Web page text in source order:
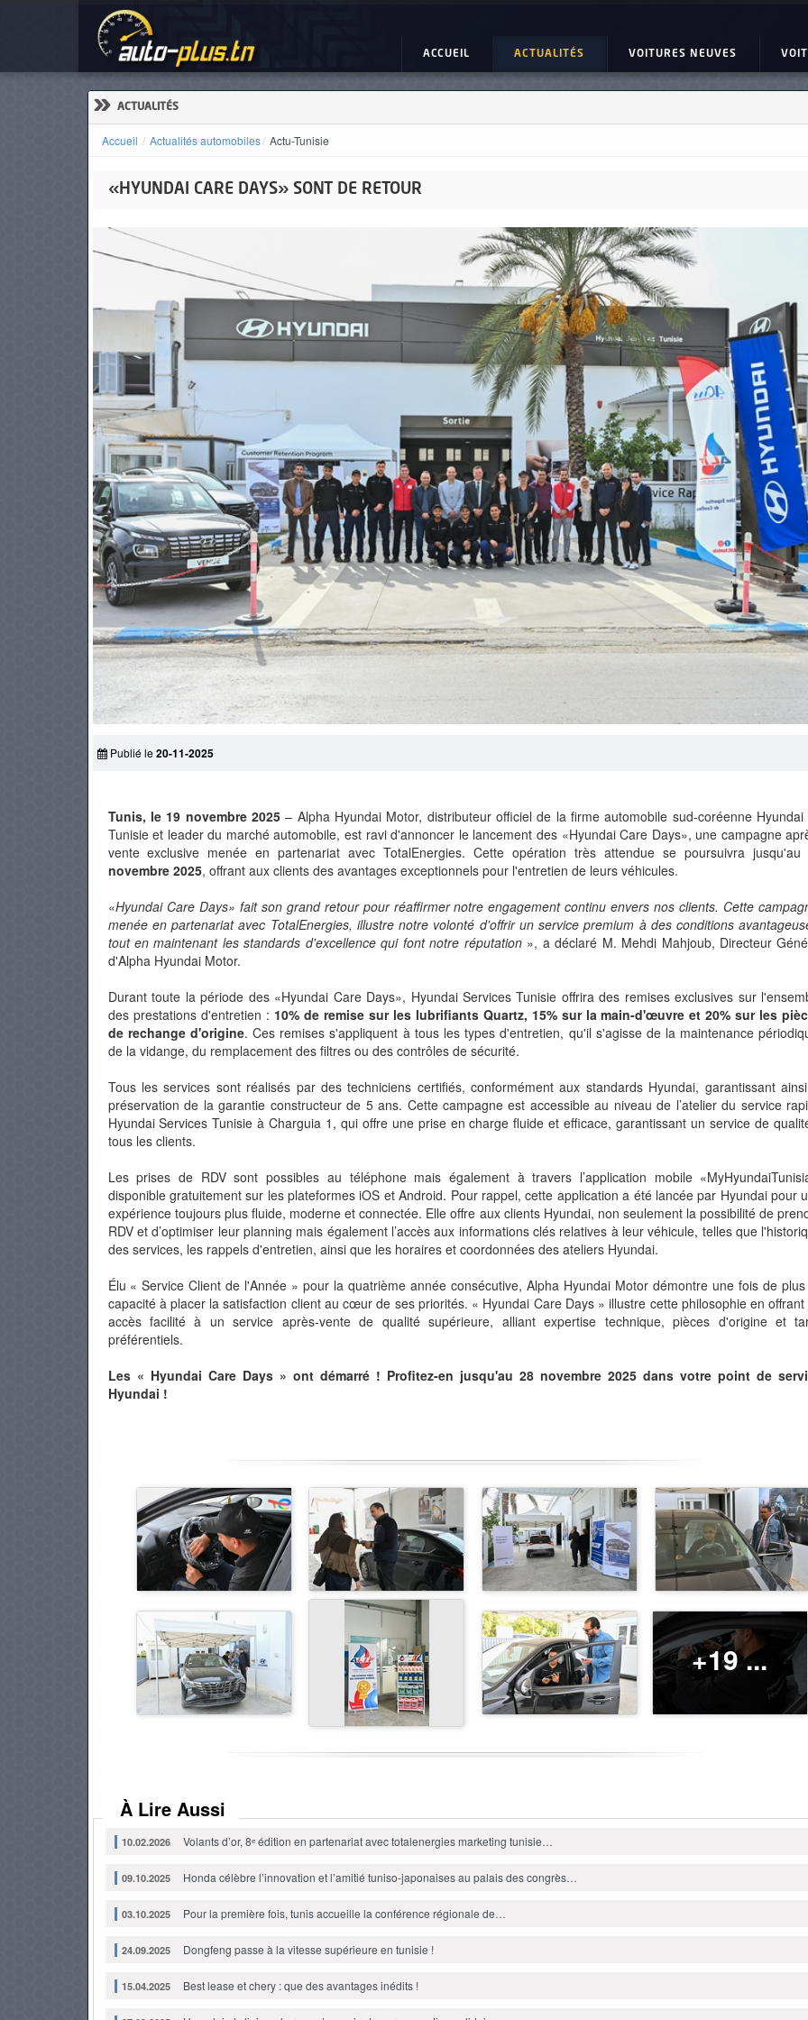
ACCUEIL ACTUALITÉS VOITURES NEUVES
» ACTUALITÉS
Accueil Actualités automobiles Actu-Tunisie
«HYUNDAI CARE DAYS» SONT DE RETOUR
Publié le20-11-2025
Tunis, le 19 novembre 2025– Alpha Hyundai Motor, distributeur officiel de la firme automobile sud-coréenne Hyundai
Tunisie et leader du marché automobile, est ravi d'annoncer le lancement des «Hyundai Care Days», une campagne
vente exclusive menée en partenariat avec TotalEnergies. Cette opération très attendue se poursuivra jusqu'au
novembre 2025, offrant aux clients des avantages exceptionnels pour l'entretien de leurs véhicules.
«Hyundai Care Days» fait son grand retour pour réaffirmer notre engagement continu envers nos clients. Cette
menée en partenariat avec TotalEnergies, illustre notre volonté d'offrir un service premium à des conditions
tout en maintenant les standards d'excellence qui font notre réputation», a déclaré M. Mehdi Mahjoub, Directeur
d'Alpha Hyundai Motor.
Durant toute la période des «Hyundai Care Days», Hyundai Services Tunisie offrira des remises exclusives sur
des prestations d'entretien : 10% de remise sur les lubrifiants Quartz, 15% sur la main-d'œuvre et 20% sur les
de rechange d'origine. Ces remises s'appliquent à tous les types d'entretien, qu'il s'agisse de la maintenance
de la vidange, du remplacement des filtres ou des contrôles de sécurité.
Tous les services sont réalisés par des techniciens certifiés, conformément aux standards Hyundai, garantissant
préservation de la garantie constructeur de 5 ans. Cette campagne est accessible au niveau de l’atelier du service
Hyundai Services Tunisie à Charguia 1, qui offre une prise en charge fluide et efficace, garantissant un service de
tous les clients.
Les prises de RDV sont possibles au téléphone mais également à travers l’application mobile
disponible gratuitement sur les plateformes iOS et Android. Pour rappel, cette application a été lancée par Hyundai pour
expérience toujours plus fluide, moderne et connectée. Elle offre aux clients Hyundai, non seulement la possibilité de
RDV et d’optimiser leur planning mais également l’accès aux informations clés relatives à leur véhicule, telles que
des services, les rappels d'entretien, ainsi que les horaires et coordonnées des ateliers Hyundai.
Élu « Service Client de l'Année » pour la quatrième année consécutive, Alpha Hyundai Motor démontre une fois de
capacité à placer la satisfaction client au cœur de ses priorités. « Hyundai Care Days » illustre cette philosophie en offrant
accès facilité à un service après-vente de qualité supérieure, alliant expertise technique, pièces d'origine et
préférentiels.
Les « Hyundai Care Days » ont démarré ! Profitez-en jusqu'au 28 novembre 2025 dans votre point de
Hyundai !
+19 ...
À Lire Aussi
10.02.2026 Volants d’or, 8ᵉ édition en partenariat avec totalenergies marketing tunisie…
09.10.2025 Honda célèbre l’innovation et l’amitié tuniso-japonaises au palais des congrès…
03.10.2025 Pour la première fois, tunis accueille la conférence régionale de…
24.09.2025 Dongfeng passe à la vitesse supérieure en tunisie !
15.04.2025 Best lease et chery : que des avantages inédits !
KIA EV6
170 CH
Automatique
Prix: 179 980 DT
BMW Serie 4 Gran Coupe
184 CH
Essence
6.6 L/100 km
Automatique
Prix: 279 900 DT
170 CH
Automatique
Prix: 179 980 DT
KIA EV6
Standard Range GT-LINE
170 CH
Automatique
Prix: 179 980 DT
BMW Serie 4 Gran Coupe
420i Pack M
184 CH
Essence
6.6 L/100 km
Automatique
Prix: 279 900 DT
Honda HR-V
1.5 L CVT EX
119 CH
6.1 L/100 km
Automatique
Prix: 114 980 DT
ACTUALITÉS
CAMIONS